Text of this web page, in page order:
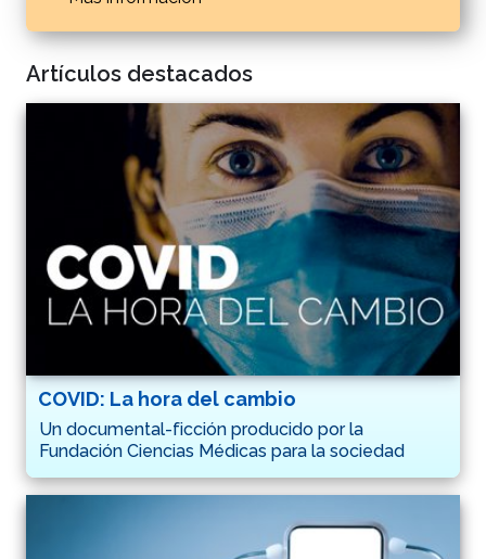
Artículos destacados
COVID: La hora del cambio
Un documental-ficción producido por la
Fundación Ciencias Médicas para la sociedad